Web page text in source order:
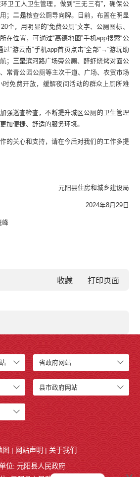
卫工人卫生管理，做到“三无三有”，确保公
；二是核查公厕导向牌。目前，布置在明显
个，用明显的“免费公厕”文字、公厕图标、
在位置，可通过“高德地图”手机app搜索“公
“游云南”手机app首页点击“全部”→“游玩助
； 三是滨河路广场旁公厕、醉虾烧烤对面公
常青公园公厕等主次干道、广场、农贸市场
时免费开放，缓解夜间活动的群众上厕所难
强巡查检查，不断提升城区公厕的卫生管理
加便捷、舒适的服务环境。
的关心和支持，请在今后对我们的工作多提
元阳县住房和城乡建设局
2024年8月29日
峰
收藏
省政府网站
县市政府网站
图 | 网站声明 | 关于我们
位: 元阳县人民政府